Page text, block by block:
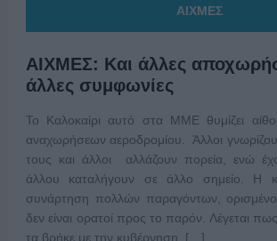
ΑΙΧΜΕΣ
ΑΙΧΜΕΣ: Και άλλες
άλλες συμφωνίες
Το Καλοκαίρι αυτό στα ΜΜΕ θυμίζει
αναχωρήσεων αεροδρομίου. Άλλοι
τους και άλλοι αλλάζουν πορεία, ενώ
άλλου καταλήγουν σε άλλο σημείο. Η
συνάρτηση πολλών παραγόντων,
δεν είναι ορατοί προς το παρόν. Λέγεται
τα βρήκε με την κυβέρνηση, […]